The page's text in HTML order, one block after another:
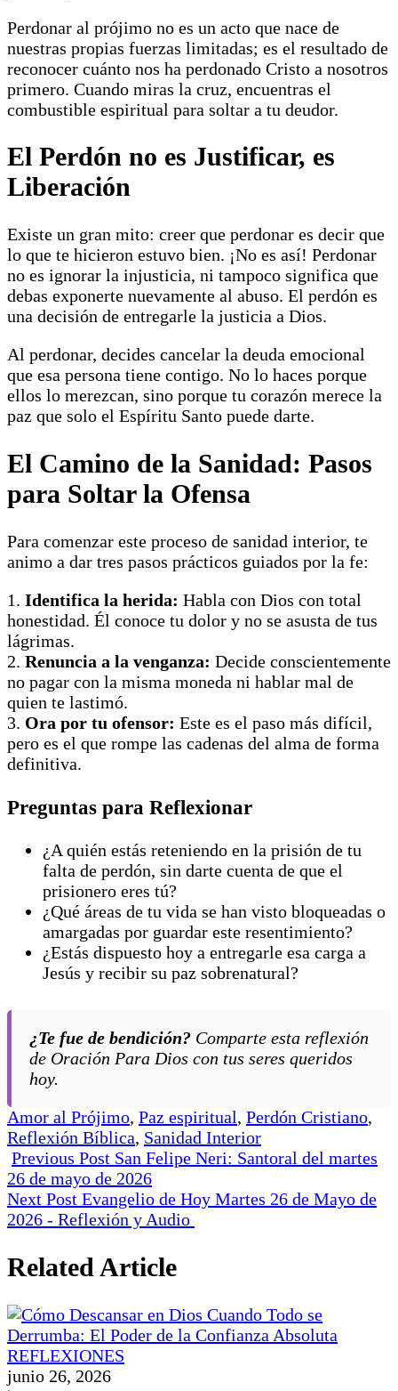
Perdonar al prójimo no es un acto que nace de
nuestras propias fuerzas limitadas; es el resultado de
reconocer cuánto nos ha perdonado Cristo a nosotros
primero. Cuando miras la cruz, encuentras el
combustible espiritual para soltar a tu deudor.
El Perdón no es Justificar, es
Liberación
Existe un gran mito: creer que perdonar es decir que
lo que te hicieron estuvo bien. ¡No es así! Perdonar
no es ignorar la injusticia, ni tampoco significa que
debas exponerte nuevamente al abuso. El perdón es
una decisión de entregarle la justicia a Dios.
Al perdonar, decides cancelar la deuda emocional
que esa persona tiene contigo. No lo haces porque
ellos lo merezcan, sino porque tu corazón merece la
paz que solo el Espíritu Santo puede darte.
El Camino de la Sanidad: Pasos
para Soltar la Ofensa
Para comenzar este proceso de sanidad interior, te
animo a dar tres pasos prácticos guiados por la fe:
1. Identifica la herida: Habla con Dios con total
honestidad. Él conoce tu dolor y no se asusta de tus
lágrimas.
2. Renuncia a la venganza: Decide conscientemente
no pagar con la misma moneda ni hablar mal de
quien te lastimó.
3. Ora por tu ofensor: Este es el paso más difícil,
pero es el que rompe las cadenas del alma de forma
definitiva.
Preguntas para Reflexionar
¿A quién estás reteniendo en la prisión de tu
falta de perdón, sin darte cuenta de que el
prisionero eres tú?
¿Qué áreas de tu vida se han visto bloqueadas o
amargadas por guardar este resentimiento?
¿Estás dispuesto hoy a entregarle esa carga a
Jesús y recibir su paz sobrenatural?
¿Te fue de bendición? Comparte esta reflexión
de Oración Para Dios con tus seres queridos
hoy.
Tags:
Amor al Prójimo, Paz espiritual, Perdón Cristiano,
Reflexión Bíblica, Sanidad Interior
Previous Post San Felipe Neri: Santoral del martes
26 de mayo de 2026
Next Post Evangelio de Hoy Martes 26 de Mayo de
2026 - Reflexión y Audio
Related Article
REFLEXIONES
junio 26, 2026